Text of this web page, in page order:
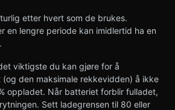
etter hvert som de brukes.
en lengre periode kan imidlertid ha en
viktigste du kan gjøre for å
den maksimale rekkevidden) å ikke
oppladet. Når batteriet forblir fulladet,
Sett ladegrensen til 80 eller